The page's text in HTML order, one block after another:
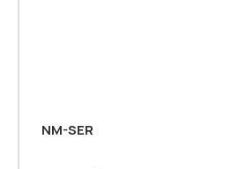
NM-SER